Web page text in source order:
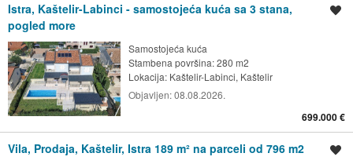
Istra, Kaštelir-Labinci - samostojeća kuća sa 3 stana,
pogled more
Samostojeća kuća
Stambena površina: 280 m2
Lokacija: Kaštelir-Labinci, Kaštelir
Objavljen:08.08.2026.
699.000 €
Vila, Prodaja, Kaštelir, Istra 189 m² na parceli od 796 m2